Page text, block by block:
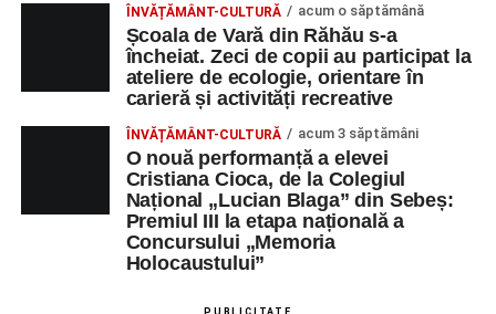
(Race Office) pentru competiția„Cicloaventurier de
Râpa Roșie
Orele 17.00–20.00
– Antrenamente libere pe traseul de
Centrul Cultural „Lucian Blaga”
Sebeș – Sala de spectacole
– Proiecție cinematografică:
ÎNVĂȚĂMÂNT-CULTURĂ acum o săptămână
Școala de Vară din Răhău s-a
încheiat. Zeci de copii au participat la
ateliere de ecologie, orientare în
carieră și activități recreative
ÎNVĂȚĂMÂNT-CULTURĂ acum 3 săptămâni
O nouă performanță a elevei
Cristiana Cioca, de la Colegiul
Național „Lucian Blaga” din Sebeș:
Premiul III la etapa națională a
Concursului „Memoria
Holocaustului”
PUBLICITATE